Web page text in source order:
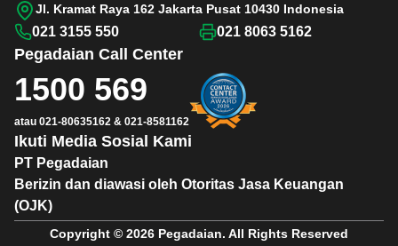
PT Pegadaian
Berizin dan diawasi oleh Otoritas Jasa Keuangan
(OJK)
Ikuti Media Sosial Kami
Pegadaian Call Center
1500 569
atau 021-80635162 & 021-8581162
Jl. Kramat Raya 162 Jakarta Pusat 10430 Indonesia
021 3155 550 021 8063 5162
Copyright © 2026 Pegadaian. All Rights Reserved